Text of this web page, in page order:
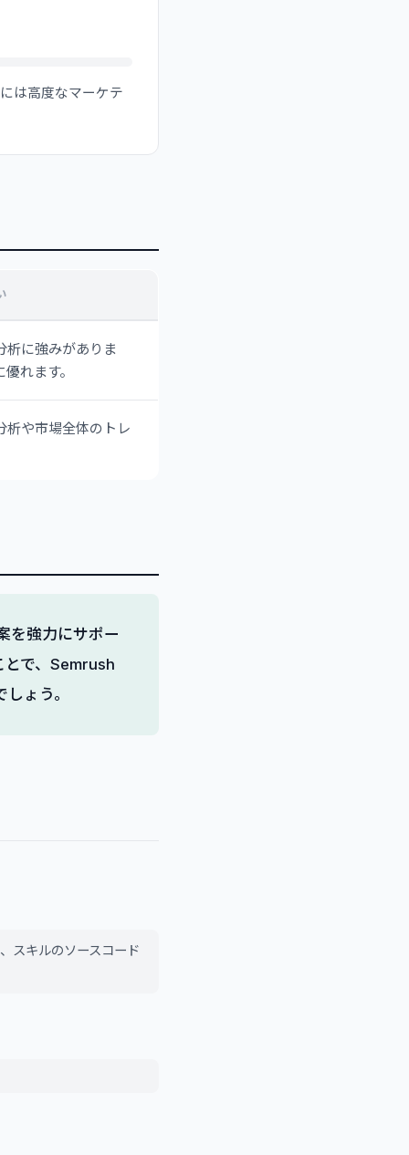
は高度なマーケテ
析に強みがありま
れます。
析や市場全体のトレ
を強力にサポー
とで、Semrush
ょう。
スキルのソースコード